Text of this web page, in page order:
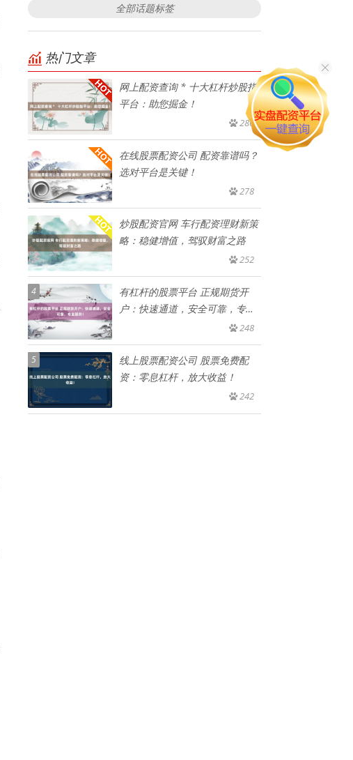
全部话题标签
热门文章
网上配资查询 * 十大杠杆炒股指
平台：助您掘金！
286
在线股票配资公司 配资靠谱吗？
选对平台是关键！
278
炒股配资官网 车行配资理财新策
略：稳健增值，驾驭财富之路
252
4
有杠杆的股票平台 正规期货开
户：快速通道，安全可靠，专业
248
5
线上股票配资公司 股票免费配
资：零息杠杆，放大收益！
242